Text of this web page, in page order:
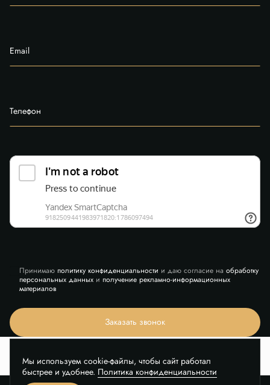
Email
Телефон
Принимаю политику конфиденциальности и даю согласие на обработку
персональных данныхи получение рекламно-информационных
материалов
Заказать звонок
Мы используем cookie-файлы, чтобы сайт работал
быстрее и удобнее. Политика конфиденциальности